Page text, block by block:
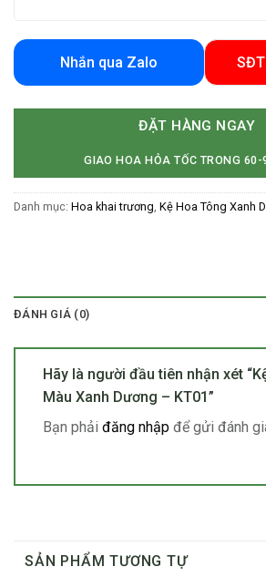
Nhắn qua Zalo
ĐẶT HÀNG NGAY
GIAO HOA HỎA TỐC TRONG 60-
Danh mục: Hoa khai trương Kệ Hoa Tông Xanh
ĐÁNH GIÁ (0)
Hãy là người đầu tiên nhận xét
Màu Xanh Dương – KT01”
Bạn phải đăng nhập để gửi đánh
SẢN PHẨM TƯƠNG TỰ